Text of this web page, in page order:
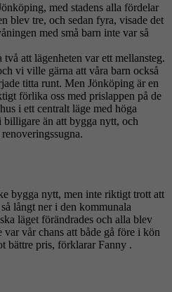
med stadens alla fördelar
blev tre, och sedan fyra, visade det
med små barn inte var så
att lägenheten var ett mellansteg.
vi ville gärna att våra barn också
titta runt. Men Jönköping är en
förlika oss med prislappen på de
i ett centralt läge med höga
än att bygga nytt, och
bygga nytt, men inte riktigt trott att
långt ner i den kommunala
läget förändrades och alla blev
vår chans att både gå före i kön
bättre pris, förklarar Fanny .